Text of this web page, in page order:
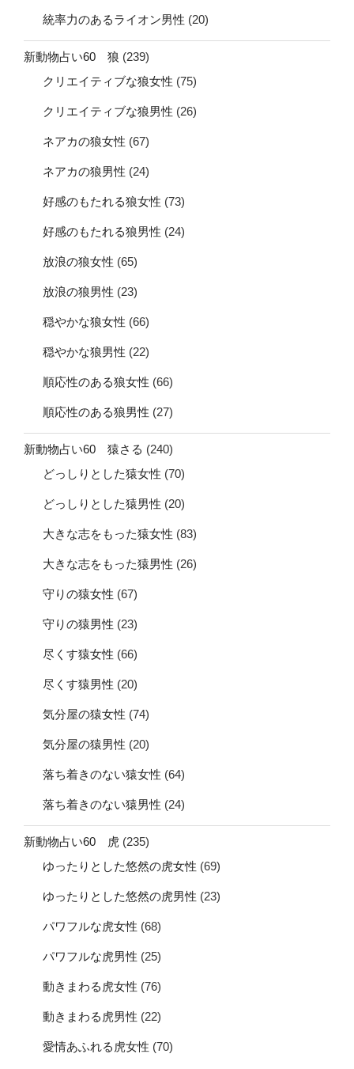
統率力のあるライオン男性 (20)
新動物占い60 狼 (239)
クリエイティブな狼女性 (75)
クリエイティブな狼男性 (26)
ネアカの狼女性 (67)
ネアカの狼男性 (24)
好感のもたれる狼女性 (73)
好感のもたれる狼男性 (24)
放浪の狼女性 (65)
放浪の狼男性 (23)
穏やかな狼女性 (66)
穏やかな狼男性 (22)
順応性のある狼女性 (66)
順応性のある狼男性 (27)
新動物占い60 猿さる (240)
どっしりとした猿女性 (70)
どっしりとした猿男性 (20)
大きな志をもった猿女性 (83)
大きな志をもった猿男性 (26)
守りの猿女性 (67)
守りの猿男性 (23)
尽くす猿女性 (66)
尽くす猿男性 (20)
気分屋の猿女性 (74)
気分屋の猿男性 (20)
落ち着きのない猿女性 (64)
落ち着きのない猿男性 (24)
新動物占い60 虎 (235)
ゆったりとした悠然の虎女性 (69)
ゆったりとした悠然の虎男性 (23)
パワフルな虎女性 (68)
パワフルな虎男性 (25)
動きまわる虎女性 (76)
動きまわる虎男性 (22)
愛情あふれる虎女性 (70)